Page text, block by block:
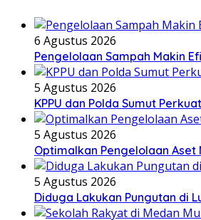
6 Agustus 2026
Pengelolaan Sampah Makin
5 Agustus 2026
KPPU dan Polda Sumut
5 Agustus 2026
Optimalkan Pengelolaan Aset
5 Agustus 2026
Diduga Lakukan Pungutan di